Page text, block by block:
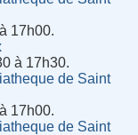
17h00.
à 17h30.
de Saint
17h00.
de Saint